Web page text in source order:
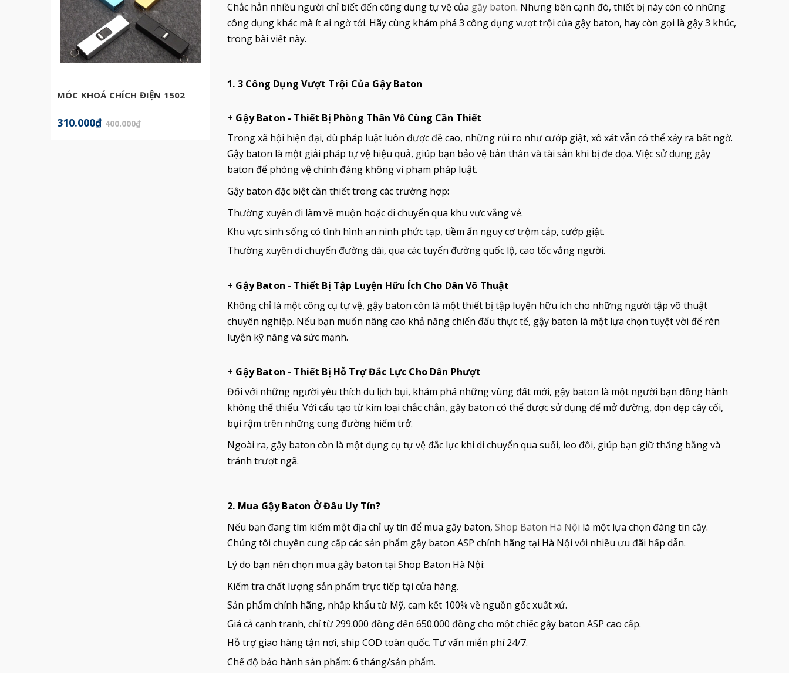
Chắc hẳn nhiều người chỉ biết đến công dụng tự vệ của gậy baton. Nhưng bên cạnh đó, thiết bị này còn có những
công dụng khác mà ít ai ngờ tới. Hãy cùng khám phá 3 công dụng vượt trội của gậy baton, hay còn gọi là gậy 3 khúc,
trong bài viết này.
1. 3 Công Dụng Vượt Trội Của Gậy Baton
+ Gậy Baton - Thiết Bị Phòng Thân Vô Cùng Cần Thiết
Trong xã hội hiện đại, dù pháp luật luôn được đề cao, những rủi ro như cướp giật, xô xát vẫn có thể xảy ra bất ngờ.
Gậy baton là một giải pháp tự vệ hiệu quả, giúp bạn bảo vệ bản thân và tài sản khi bị đe dọa. Việc sử dụng gậy
baton để phòng vệ chính đáng không vi phạm pháp luật.
Gậy baton đặc biệt cần thiết trong các trường hợp:
Thường xuyên đi làm về muộn hoặc di chuyển qua khu vực vắng vẻ.
Khu vực sinh sống có tình hình an ninh phức tạp, tiềm ẩn nguy cơ trộm cắp, cướp giật.
Thường xuyên di chuyển đường dài, qua các tuyến đường quốc lộ, cao tốc vắng người.
+ Gậy Baton - Thiết Bị Tập Luyện Hữu Ích Cho Dân Võ Thuật
Không chỉ là một công cụ tự vệ, gậy baton còn là một thiết bị tập luyện hữu ích cho những người tập võ thuật
chuyên nghiệp. Nếu bạn muốn nâng cao khả năng chiến đấu thực tế, gậy baton là một lựa chọn tuyệt vời để rèn
luyện kỹ năng và sức mạnh.
+ Gậy Baton - Thiết Bị Hỗ Trợ Đắc Lực Cho Dân Phượt
Đối với những người yêu thích du lịch bụi, khám phá những vùng đất mới, gậy baton là một người bạn đồng hành
không thể thiếu. Với cấu tạo từ kim loại chắc chắn, gậy baton có thể được sử dụng để mở đường, dọn dẹp cây cối,
bụi rậm trên những cung đường hiểm trở.
Ngoài ra, gậy baton còn là một dụng cụ tự vệ đắc lực khi di chuyển qua suối, leo đồi, giúp bạn giữ thăng bằng và
tránh trượt ngã.
2. Mua Gậy Baton Ở Đâu Uy Tín?
Nếu bạn đang tìm kiếm một địa chỉ uy tín để mua gậy baton, Shop Baton Hà Nội là một lựa chọn đáng tin cậy.
Chúng tôi chuyên cung cấp các sản phẩm gậy baton ASP chính hãng tại Hà Nội với nhiều ưu đãi hấp dẫn.
Lý do bạn nên chọn mua gậy baton tại Shop Baton Hà Nội:
Kiểm tra chất lượng sản phẩm trực tiếp tại cửa hàng.
Sản phẩm chính hãng, nhập khẩu từ Mỹ, cam kết 100% về nguồn gốc xuất xứ.
Giá cả cạnh tranh, chỉ từ 299.000 đồng đến 650.000 đồng cho một chiếc gậy baton ASP cao cấp.
Hỗ trợ giao hàng tận nơi, ship COD toàn quốc. Tư vấn miễn phí 24/7.
Chế độ bảo hành sản phẩm: 6 tháng/sản phẩm.
MÓC KHOÁ CHÍCH ĐIỆN 1502
310.000₫ 400.000₫ 599.000₫ 795.000₫ 599.000₫ 795.000₫